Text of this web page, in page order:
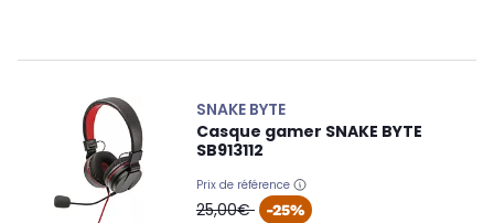
SNAKE BYTE
Casque gamer SNAKE BYTE
SB913112
Prix de référence
oldPrice
25,00€ -25%